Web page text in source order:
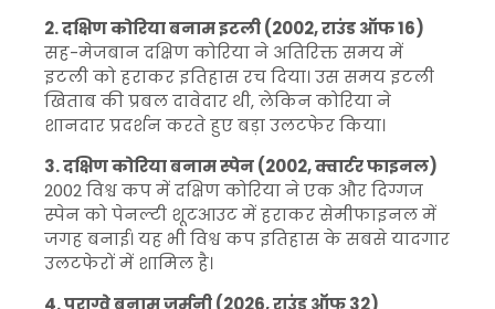
2. दक्षिण कोरिया बनाम इटली (2002, राउंड ऑफ 16)
सह-मेजबान दक्षिण कोरिया ने अतिरिक्त समय में
इटली को हराकर इतिहास रच दिया। उस समय इटली
खिताब की प्रबल दावेदार थी, लेकिन कोरिया ने
शानदार प्रदर्शन करते हुए बड़ा उलटफेर किया।
3. दक्षिण कोरिया बनाम स्पेन (2002, क्वार्टर फाइनल)
2002 विश्व कप में दक्षिण कोरिया ने एक और दिग्गज
स्पेन को पेनल्टी शूटआउट में हराकर सेमीफाइनल में
जगह बनाई। यह भी विश्व कप इतिहास के सबसे यादगार
उलटफेरों में शामिल है।
4. पराग्वे बनाम जर्मनी (2026, राउंड ऑफ 32)